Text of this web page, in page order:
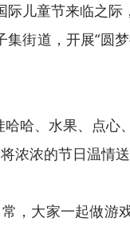
儿童节来临之
街道，开展“圆
、水果、点心
浓浓的节日温情送
大家一起做游